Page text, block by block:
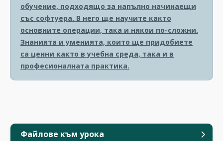
Файлове към урока
обучение, подходящо за напълно начинаещи
със софтуера. В него ще научите както
основните операции, така и някои по-сложни.
Знанията и уменията, които ще придобиете
са ценни както в учебна среда, така и в
професионалната практика.